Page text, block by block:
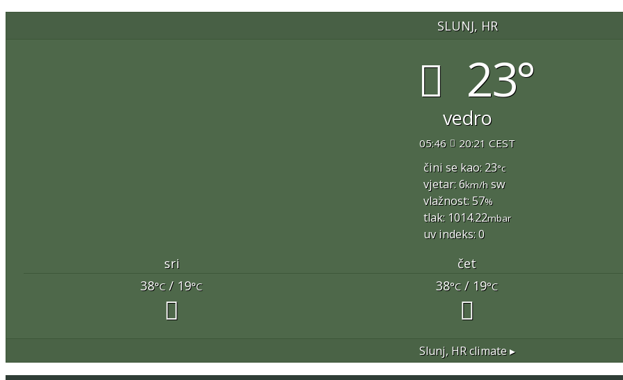
SLUNJ, HR
23°
vedro
05:46 20:21 CEST
čini se kao: 23°c
vjetar: 6km/h sw
vlažnost: 57%
tlak: 1014.22mbar
uv indeks: 0
sri čet
38°C/ 19°C 38°C/ 19°C
Slunj, HRclimate ▸